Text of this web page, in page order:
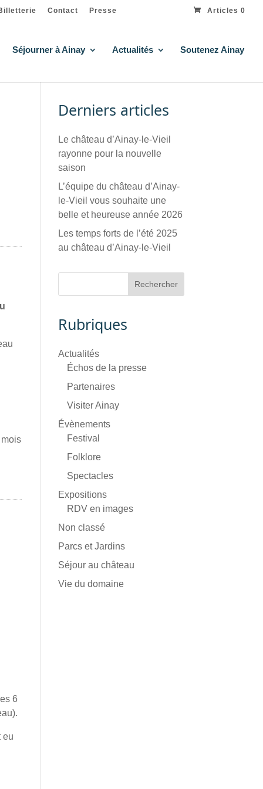
Contact Presse Articles 0
Séjourner à Ainay Actualités Soutenez Ainay
6
eu
Derniers articles
Le château d’Ainay-le-Vieil
rayonne pour la nouvelle
saison
L’équipe du château d’Ainay-
le-Vieil vous souhaite une
belle et heureuse année 2026
Les temps forts de l’été 2025
au château d’Ainay-le-Vieil
Rubriques
Actualités
Échos de la presse
Partenaires
Visiter Ainay
Évènements
Festival
Folklore
Spectacles
Expositions
RDV en images
Non classé
Parcs et Jardins
Séjour au château
Vie du domaine